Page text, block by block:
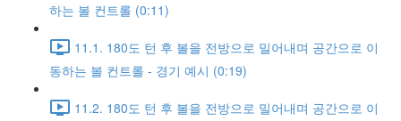
하는 볼 컨트롤 (0:11)
11.1. 180도 턴 후 볼을 전방으로 밀어내며 공간으로 이
동하는 볼 컨트롤 - 경기 예시 (0:19)
11.2. 180도 턴 후 볼을 전방으로 밀어내며 공간으로 이